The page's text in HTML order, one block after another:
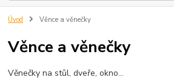
Úvod Věnce a věnečky
Věnce a věnečky
Věnečky na stůl, dveře, okno...